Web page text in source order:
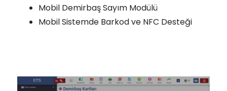
Mobil Demirbaş Sayım Modülü
Mobil Sistemde Barkod ve NFC Desteği